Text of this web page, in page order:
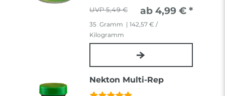
5,49 € ab 4,99 € *
35 Gramm | 142,57 € /
Kilogramm
Nekton Multi-Rep